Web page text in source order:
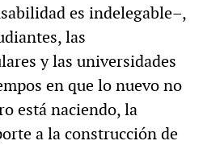
es indelegable–,
las
y las universidades
en que lo nuevo no
está naciendo, la
a la construcción de